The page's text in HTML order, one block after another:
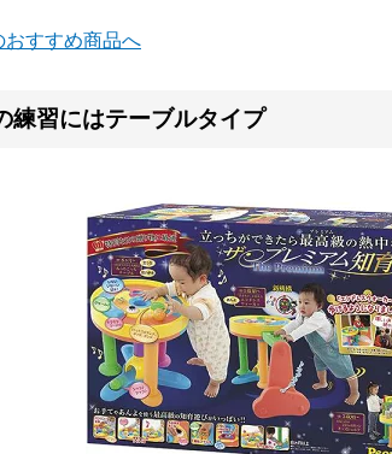
すすめ商品へ
練習にはテーブルタイプ